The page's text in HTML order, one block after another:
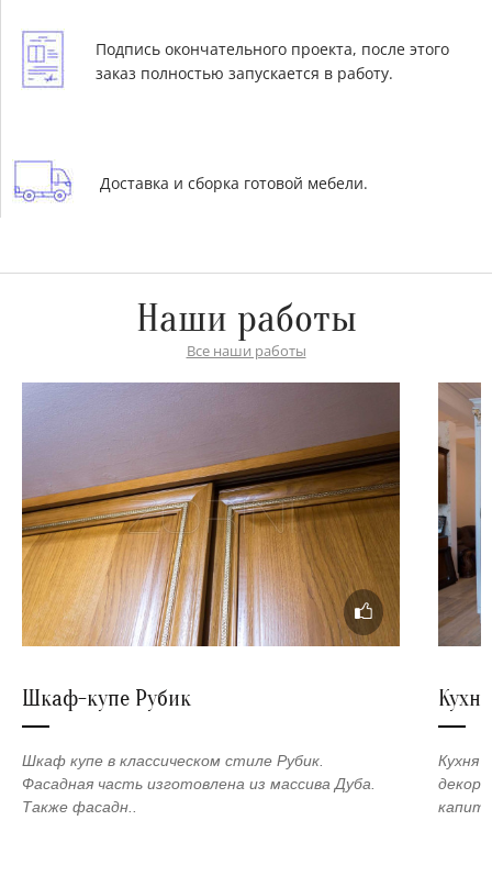
Подпись окончательного проекта, после этого
заказ полностью запускается в работу.
Доставка и сборка готовой мебели.
Наши работы
Все наши работы
Шкаф-купе Рубик
Шкаф купе в классическом стиле Рубик.
Фасадная часть изготовлена из массива Дуба.
Также фасадн..
Кухня